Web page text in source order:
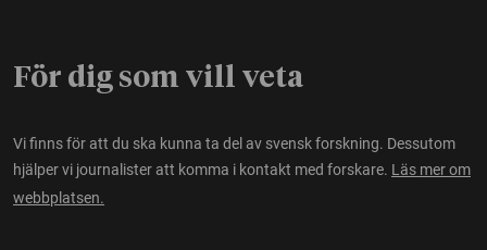
För dig som vill veta
Vi finns för att du ska kunna ta del av svensk forskning. Dessutom
hjälper vi journalister att komma i kontakt med forskare. Läs mer om
webbplatsen.